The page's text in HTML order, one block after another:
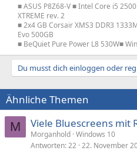
■ ASUS P8Z68-V ■ Intel Core i5
XTREME rev. 2​
■ 2x4 GB Corsair XMS3 DDR3
Evo 500GB​
■ BeQuiet Pure Power L8 530W■
Du musst dich einloggen oder
Ähnliche Themen
M Viele Bluescreens mit
Morganhold Windows 10
Antworten 22 22. November